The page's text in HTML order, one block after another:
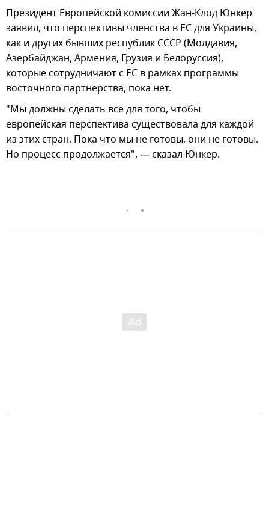
Президент Европейской комиссии Жан-Клод Юнкер
заявил, что перспективы членства в ЕС для Украины,
как и других бывших республик СССР (Молдавия,
Азербайджан, Армения, Грузия и Белоруссия),
которые сотрудничают с ЕС в рамках программы
восточного партнерства, пока нет.
"Мы должны сделать все для того, чтобы
европейская перспектива существовала для каждой
из этих стран. Пока что мы не готовы, они не готовы.
Но процесс продолжается", — сказал Юнкер.